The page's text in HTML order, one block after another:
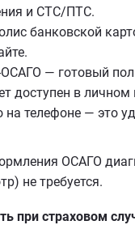
и СТС/ПТС.
банковской
— готовый
доступен в личном
на телефоне — это
ОСАГО
не требуется.
при страховом